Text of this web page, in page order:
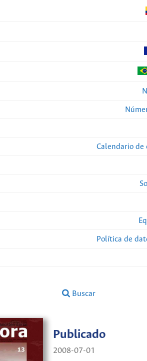
Calendario de
Política de
Buscar
Publicado
2008-07-01